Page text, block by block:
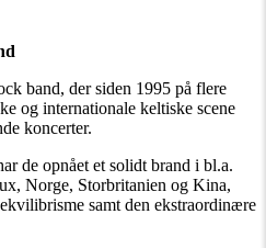
band, der siden 1995 på flere
og internationale keltiske scene
koncerter.
de opnået et solidt brand i bl.a.
Norge, Storbritanien og Kina,
samt den ekstraordinære